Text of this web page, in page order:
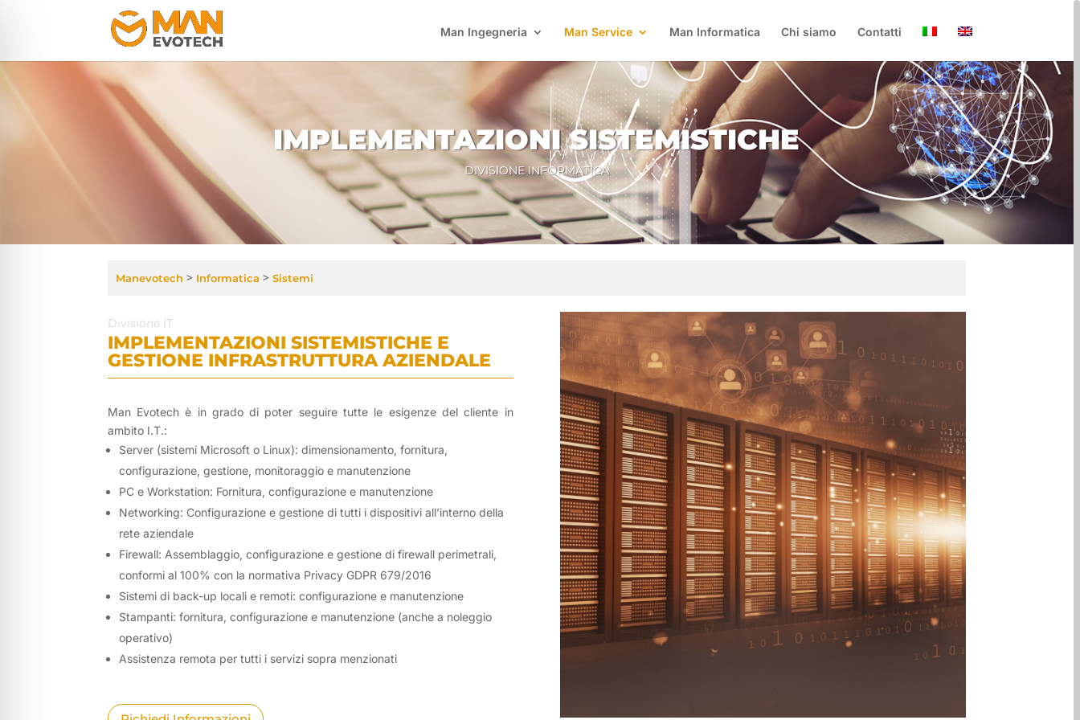
Man Ingegneria Man Service Man Informatica Chi siamo Contatti
IMPLEMENTAZIONI SISTEMISTICHE
DIVISIONE INFORMATICA
Manevotech >Informatica > Sistemi
Divisione IT
IMPLEMENTAZIONI SISTEMISTICHE E
GESTIONE INFRASTRUTTURA AZIENDALE
Man Evotech è in grado di poter seguire tutte le esigenze del cliente in
ambito I.T.:
Server (sistemi Microsoft o Linux): dimensionamento, fornitura,
configurazione, gestione, monitoraggio e manutenzione
PC e Workstation: Fornitura, configurazione e manutenzione
Networking: Configurazione e gestione di tutti i dispositivi all’interno della
rete aziendale
Firewall: Assemblaggio, configurazione e gestione di firewall perimetrali,
conformi al 100% con la normativa Privacy GDPR 679/2016
Sistemi di back-up locali e remoti: configurazione e manutenzione
Stampanti: fornitura, configurazione e manutenzione (anche a noleggio
operativo)
Assistenza remota per tutti i servizi sopra menzionati